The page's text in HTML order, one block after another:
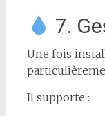
7.
Une fois
Il supporte :